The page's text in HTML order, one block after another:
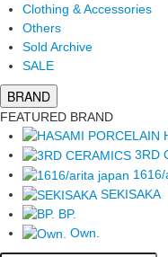
Clothing & Accessories
Others
Sold Archive
SALE
BRAND
FEATURED BRAND
3RD
SEKISAKA
BP.
Own.